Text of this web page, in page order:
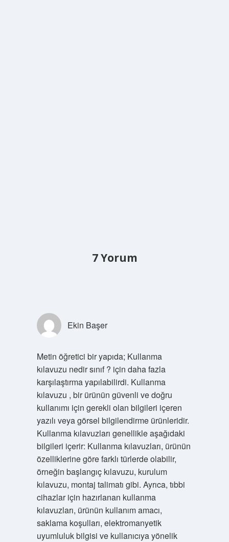
7 Yorum
Ekin Başer
Metin öğretici bir yapıda; Kullanma
kılavuzu nedir sınıf ? için daha fazla
karşılaştırma yapılabilirdi. Kullanma
kılavuzu , bir ürünün güvenli ve doğru
kullanımı için gerekli olan bilgileri içeren
yazılı veya görsel bilgilendirme ürünleridir.
Kullanma kılavuzları genellikle aşağıdaki
bilgileri içerir: Kullanma kılavuzları, ürünün
özelliklerine göre farklı türlerde olabilir,
örneğin başlangıç kılavuzu, kurulum
kılavuzu, montaj talimatı gibi. Ayrıca, tıbbi
cihazlar için hazırlanan kullanma
kılavuzları, ürünün kullanım amacı,
saklama koşulları, elektromanyetik
uyumluluk bilgisi ve kullanıcıya yönelik